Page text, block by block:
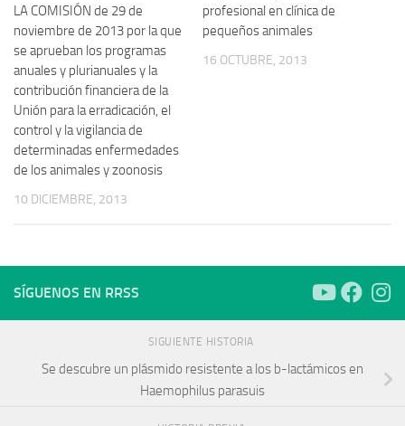
LA COMISIÓN de 29 de
noviembre de 2013 por la que
se aprueban los programas
anuales y plurianuales y la
contribución financiera de la
Unión para la erradicación, el
control y la vigilancia de
determinadas enfermedades
de los animales y zoonosis
10 DICIEMBRE, 2013
profesional en clínica de
pequeños animales
16 OCTUBRE, 2013
SÍGUENOS EN RRSS
SIGUIENTE HISTORIA
Se descubre un plásmido resistente a los b-lactámicos en
Haemophilus parasuis